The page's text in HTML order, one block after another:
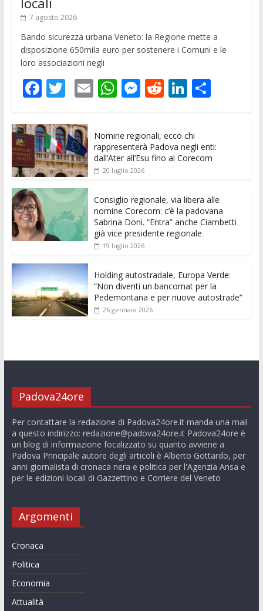
7 agosto 2026
Bando sicurezza urbana Veneto: la Regione mette a
disposizione 650mila euro per sostenere i Comuni e le
loro associazioni negli
F
e
b
o
o
k
T
itt
er
E
l
W
s
A
p
p
M
ss
e
n
er
R
di
t
Li
k
e
dI
C
di
vi
Nomine regionali, ecco chi
rappresenterà Padova negli enti:
dall’Ater all’Esu fino al Corecom
20 luglio 2026
Consiglio regionale, via libera alle
nomine Corecom: c’è la padovana
Sabrina Doni. “Entra” anche Ciambetti
già vice presidente regionale
19 luglio 2026
Holding autostradale, Europa Verde:
“Non diventi un bancomat per la
Pedemontana e per nuove autostrade”
26 gennaio 2026
Padova24ore
Per contattare la redazione di Padova24ore.it manda una mail
a questo indirizzo: redazione@padova24ore.itPadova24ore è
un blog di informazione focalizzato su quanto avviene a
Padova Principale autore degli articoli è Alberto Gottardo, per
anni giornalista di cronaca nera e politica per l'Agenzia Ansa e
per le edizioni locali di Gazzettino e Corriere del Veneto
Argomenti
Cronaca
Politica
Economia
Attualità